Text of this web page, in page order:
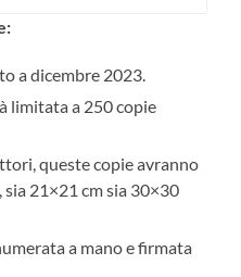
a dicembre 2023.
limitata a 250 copie
queste copie avranno
21×21 cm sia 30×30
a mano e firmata